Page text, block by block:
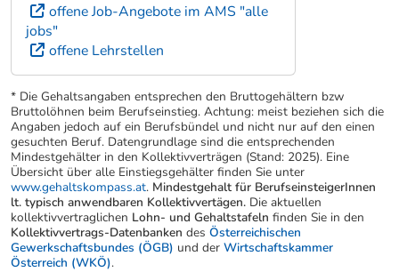
offene Job-Angebote im AMS "alle
jobs"
offene Lehrstellen
* Die Gehaltsangaben entsprechen den Bruttogehältern bzw
Bruttolöhnen beim Berufseinstieg. Achtung: meist beziehen sich die
Angaben jedoch auf ein Berufsbündel und nicht nur auf den einen
gesuchten Beruf. Datengrundlage sind die entsprechenden
Mindestgehälter in den Kollektivverträgen (Stand: 2025). Eine
Übersicht über alle Einstiegsgehälter finden Sie unter
www.gehaltskompass.at. Mindestgehalt für BerufseinsteigerInnen
lt. typisch anwendbaren Kollektivvertägen. Die aktuellen
kollektivvertraglichen Lohn- und Gehaltstafeln finden Sie in den
Kollektivvertrags-Datenbanken des Österreichischen
Gewerkschaftsbundes (ÖGB) und der Wirtschaftskammer
Österreich (WKÖ).